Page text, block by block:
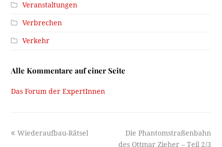
Veranstaltungen
Verbrechen
Verkehr
Alle Kommentare auf einer Seite
Das Forum der ExpertInnen
previous
Wiederaufbau-Rätsel
next
post:
Die Phantomstraßenbahn
des Ottmar Zieher – Teil 2/3